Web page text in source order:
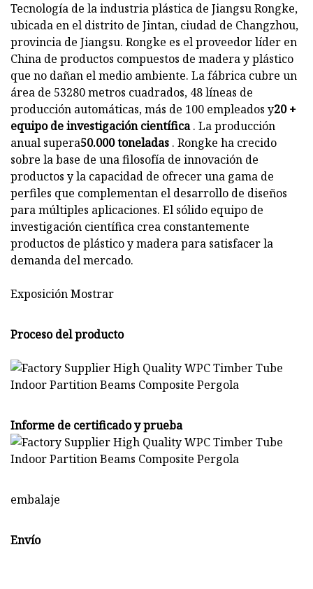
Tecnología de la industria plástica de Jiangsu Rongke,
ubicada en el distrito de Jintan, ciudad de Changzhou,
provincia de Jiangsu. Rongke es el proveedor líder en
China de productos compuestos de madera y plástico
que no dañan el medio ambiente. La fábrica cubre un
área de 53280 metros cuadrados, 48 ​​líneas de
producción automáticas, más de 100 empleados y20 +
equipo de investigación científica. La producción
anual supera50.000 toneladas . Rongke ha crecido
sobre la base de una filosofía de innovación de
productos y la capacidad de ofrecer una gama de
perfiles que complementan el desarrollo de diseños
para múltiples aplicaciones. El sólido equipo de
investigación científica crea constantemente
productos de plástico y madera para satisfacer la
demanda del mercado.
Exposición Mostrar
Proceso del producto
Informe de certificado y prueba
embalaje
Envío